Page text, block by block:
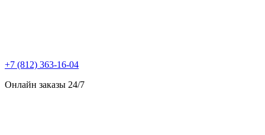
+7 (812) 363-16-04
Онлайн заказы 24/7